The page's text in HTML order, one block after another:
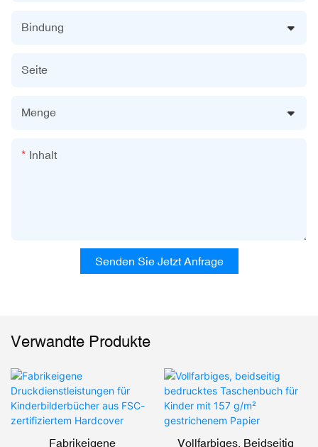
Bindung
Seite
Menge
Inhalt
Senden Sie Jetzt Anfrage
Verwandte Produkte
Fabrikeigene Vollfarbiges, Beidseitig